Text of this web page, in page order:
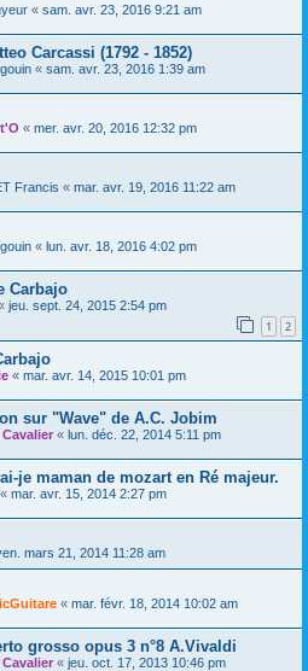
« sam. avr. 23, 2016 9:21 am
Carcassi (1792 - 1852)
« sam. avr. 23, 2016 1:39 am
« mer. avr. 20, 2016 12:32 pm
Francis « mar. avr. 19, 2016 11:22 am
« lun. avr. 18, 2016 4:02 pm
Carbajo
jeu. sept. 24, 2015 2:54 pm
1 2
« mar. avr. 14, 2015 10:01 pm
sur "Wave" de A.C. Jobim
Cavalier « lun. déc. 22, 2014 5:11 pm
je maman de mozart en Ré majeur.
« mar. avr. 15, 2014 2:27 pm
mars 21, 2014 11:28 am
« mar. févr. 18, 2014 10:02 am
grosso opus 3 n°8 A.Vivaldi
Cavalier « jeu. oct. 17, 2013 10:46 pm